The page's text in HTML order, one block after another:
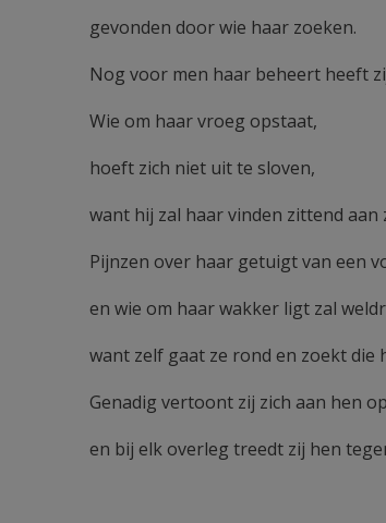
gevonden door wie haar zoeken.
Nog voor men haar beheert heeft
Wie om haar vroeg opstaat,
hoeft zich niet uit te sloven,
want hij zal haar vinden zittend aan
Pijnzen over haar getuigt van een
en wie om haar wakker ligt zal
want zelf gaat ze rond en zoekt die
Genadig vertoont zij zich aan hen
en bij elk overleg treedt zij hen